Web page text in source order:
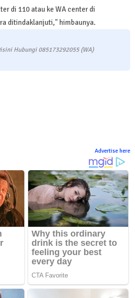
di 110 atau ke WA center di
ditindaklanjuti," himbaunya.
Hubungi 085173292055 (WA)
Advertise here